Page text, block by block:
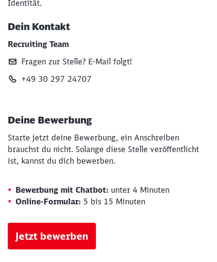
Identität.
Dein Kontakt
Recruiting Team
Fragen zur Stelle? E‑Mail folgt!
+49 30 297 24707
Deine Bewerbung
Starte jetzt deine Bewerbung, ein Anschreiben
brauchst du nicht. Solange diese Stelle veröffentlicht
ist, kannst du dich bewerben.
Bewerbung mit Chatbot: unter 4 Minuten
Online-Formular: 5 bis 15 Minuten
Jetzt bewerben